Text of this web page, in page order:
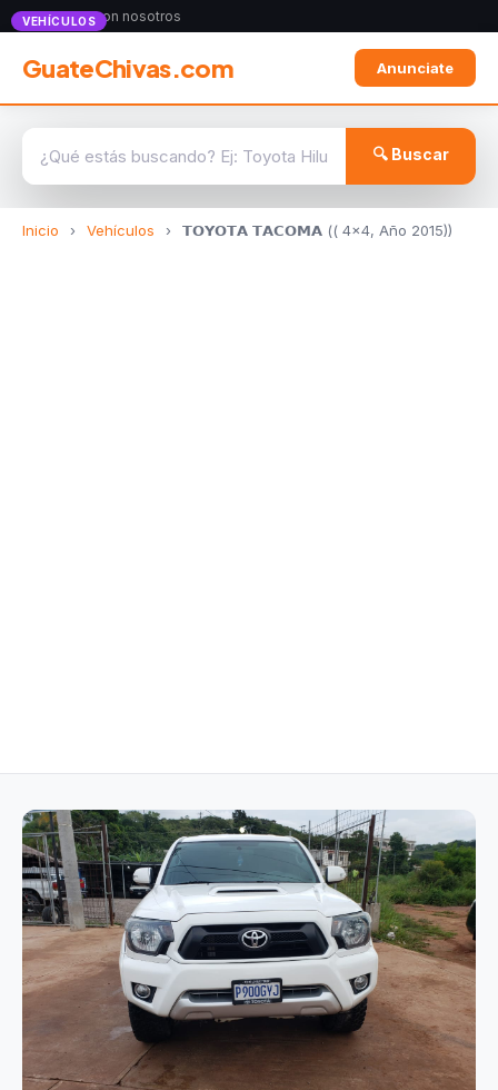
Anunciate con nosotros
GuateChivas.com Anunciate
🔍 Buscar
Inicio › Vehículos › 𝗧𝗢𝗬𝗢𝗧𝗔 𝗧𝗔𝗖𝗢𝗠𝗔 (( 4x4, Año 2015))
VEHÍCULOS